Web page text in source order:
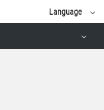
Language